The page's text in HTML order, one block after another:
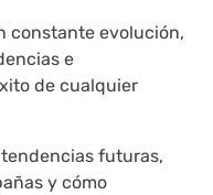
constante evolución,
e
de cualquier
futuras,
y cómo